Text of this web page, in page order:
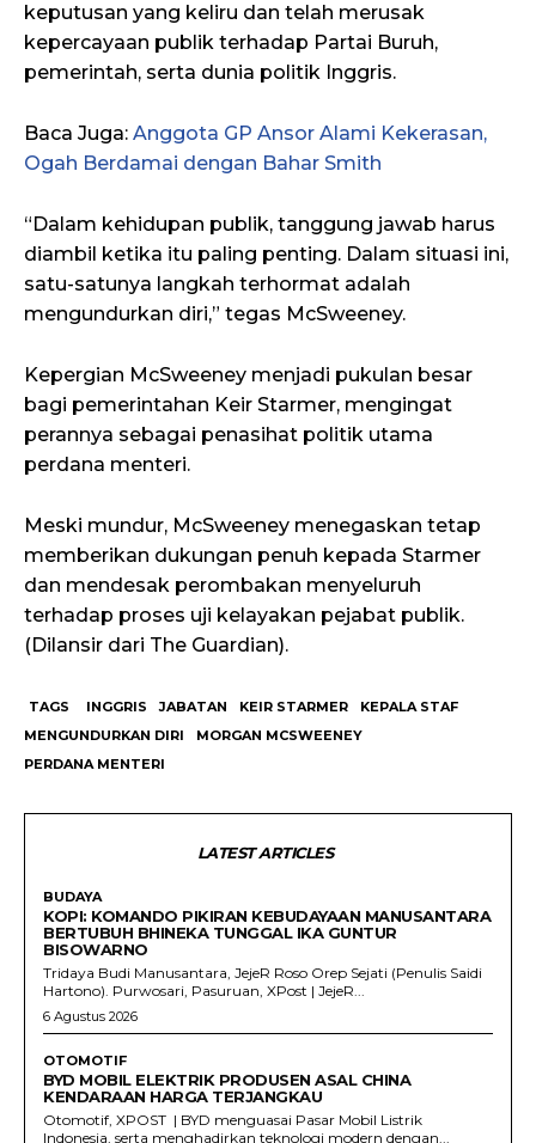
keputusan yang keliru dan telah merusak
kepercayaan publik terhadap Partai Buruh,
pemerintah, serta dunia politik Inggris.
Baca Juga: Anggota GP Ansor Alami Kekerasan,
Ogah Berdamai dengan Bahar Smith
“Dalam kehidupan publik, tanggung jawab harus
diambil ketika itu paling penting. Dalam situasi ini,
satu-satunya langkah terhormat adalah
mengundurkan diri,” tegas McSweeney.
Kepergian McSweeney menjadi pukulan besar
bagi pemerintahan Keir Starmer, mengingat
perannya sebagai penasihat politik utama
perdana menteri.
Meski mundur, McSweeney menegaskan tetap
memberikan dukungan penuh kepada Starmer
dan mendesak perombakan menyeluruh
terhadap proses uji kelayakan pejabat publik.
(Dilansir dari The Guardian).
TAGS INGGRIS JABATAN KEIR STARMER
KEPALA STAF
MENGUNDURKAN DIRI
MORGAN MCSWEENEY
PERDANA MENTERI
LATEST ARTICLES
BUDAYA
KOPI: KOMANDO PIKIRAN KEBUDAYAAN MANUSANTARA
BERTUBUH BHINEKA TUNGGAL IKA GUNTUR
BISOWARNO
Tridaya Budi Manusantara, JejeR Roso Orep Sejati (Penulis Saidi
Hartono). Purwosari, Pasuruan, XPost | JejeR...
6 Agustus 2026
OTOMOTIF
BYD MOBIL ELEKTRIK PRODUSEN ASAL CHINA
KENDARAAN HARGA TERJANGKAU
Otomotif, XPOST | BYD menguasai Pasar Mobil Listrik
Indonesia, serta menghadirkan teknologi modern dengan...